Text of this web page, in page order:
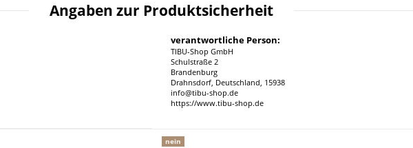
Angaben zur Produktsicherheit
verantwortliche Person:
TIBU-Shop GmbH
Schulstraße 2
Brandenburg
Drahnsdorf, Deutschland, 15938
info@tibu-shop.de
https://www.tibu-shop.de
nein